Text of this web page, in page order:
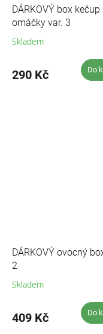
DÁRKOVÝ box kečup
omáčky var. 3
Skladem
290 Kč Do
DÁRKOVÝ ovocný
2
Skladem
409 Kč Do